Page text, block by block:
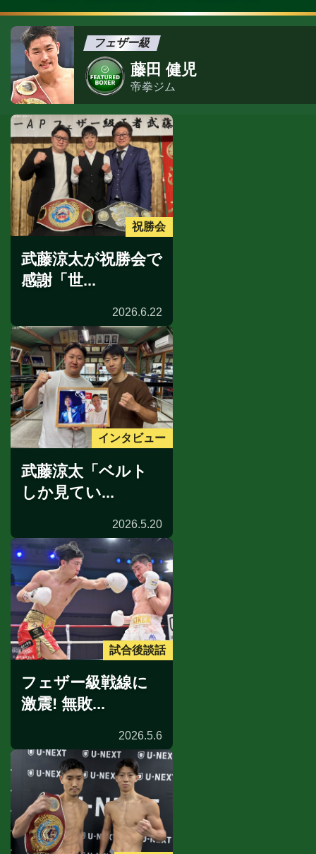
フェザー級
藤田 健児
帝拳ジム
祝勝会
武藤涼太が祝勝会で
感謝「世...
2026.6.22
インタビュー
武藤涼太「ベルト
しか見てい...
2026.5.20
試合後談話
フェザー級戦線に
激震! 無敗...
2026.5.6